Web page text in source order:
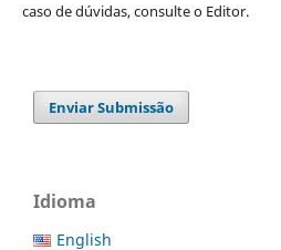
caso de dúvidas, consulte o Editor.
Enviar Submissão
Idioma
English